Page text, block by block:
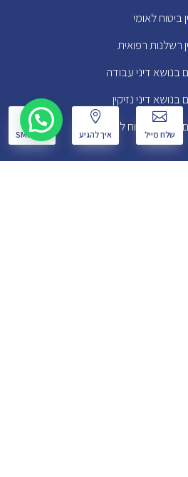
ביטוח לאומי
רשלנות רפואית
בנושא דיני עבודה
דיני נזיקין
בנושא ביטוח לאומי

שלח מייל

איך להגיע
w
שלח SMS